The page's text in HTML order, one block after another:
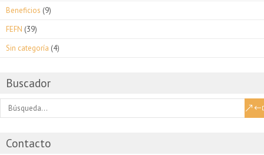
Beneficios (9)
FEFN (39)
Sin categoría (4)
Buscador
Contacto